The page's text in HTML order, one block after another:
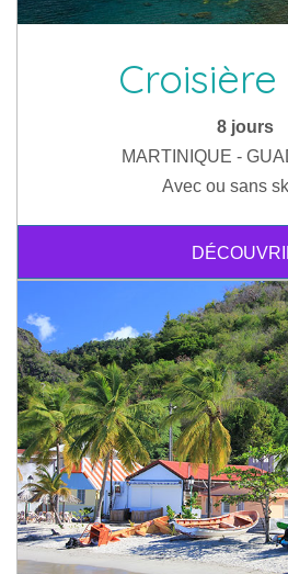
8 jours
MARTINIQUE -
Avec ou sans